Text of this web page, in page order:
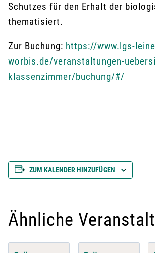
Schutzes für den Erhalt der
thematisiert.
Zur Buchung: https://www.lgs-
worbis.de/veranstaltungen-
klassenzimmer/buchung/#/
ZUM KALENDER HINZUFÜGEN
Ähnliche